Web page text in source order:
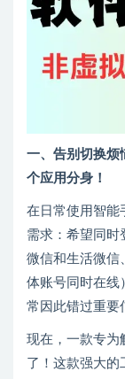
一、告别切换烦
个应用分身！
在日常使用智能
需求：希望同时
微信和生活微信
体账号同时在线
常因此错过重要
现在，一款专为
了！这款强大的